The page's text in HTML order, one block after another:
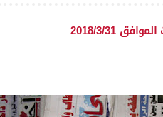
2018/3/31